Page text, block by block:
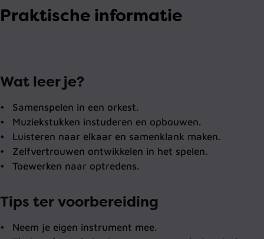
Praktische informatie
Wat leer je?
Samenspelen in een orkest.
Muziekstukken instuderen en opbouwen.
Luisteren naar elkaar en samenklank maken.
Zelfvertrouwen ontwikkelen in het spelen.
Toewerken naar optredens.
Tips ter voorbereiding
Neem je eigen instrument mee.